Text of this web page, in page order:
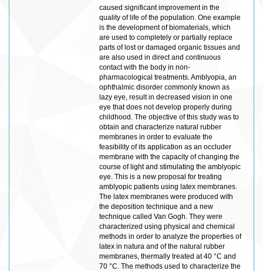
caused significant improvement in the
quality of life of the population. One example
is the development of biomaterials, which
are used to completely or partially replace
parts of lost or damaged organic tissues and
are also used in direct and continuous
contact with the body in non-
pharmacological treatments. Amblyopia, an
ophthalmic disorder commonly known as
lazy eye, result in decreased vision in one
eye that does not develop properly during
childhood. The objective of this study was to
obtain and characterize natural rubber
membranes in order to evaluate the
feasibility of its application as an occluder
membrane with the capacity of changing the
course of light and stimulating the amblyopic
eye. This is a new proposal for treating
amblyopic patients using latex membranes.
The latex membranes were produced with
the deposition technique and a new
technique called Van Gogh. They were
characterized using physical and chemical
methods in order to analyze the properties of
latex in natura and of the natural rubber
membranes, thermally treated at 40 °C and
70 °C. The methods used to characterize the